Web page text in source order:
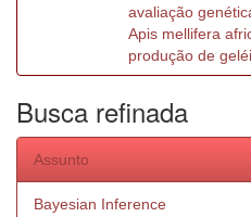
avaliação
Apis mellifera
produção de
Busca refinada
Assunto
Bayesian Inference